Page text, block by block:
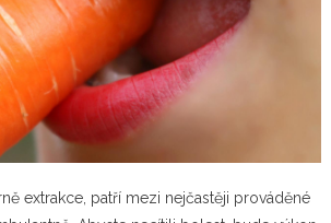
extrakce, patří mezi nejčastěji prováděné